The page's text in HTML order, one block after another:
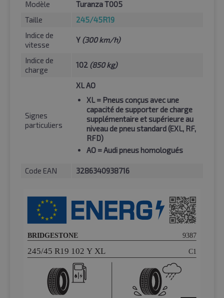
Modèle
Turanza T005
Taille
245/45R19
Indice de
vitesse
Y (300 km/h)
Indice de
charge
102 (850 kg)
Signes
particuliers
XL AO
XL= Pneus conçus avec une
capacité de supporter de charge
supplémentaire et supérieure au
niveau de pneu standard (EXL, RF,
RFD)
AO = Audi pneus homologués
Code EAN 3286340938716